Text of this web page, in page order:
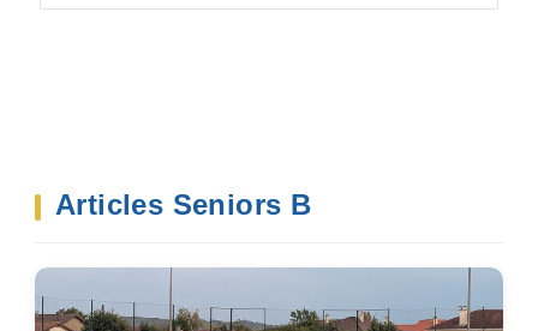
Articles Seniors B